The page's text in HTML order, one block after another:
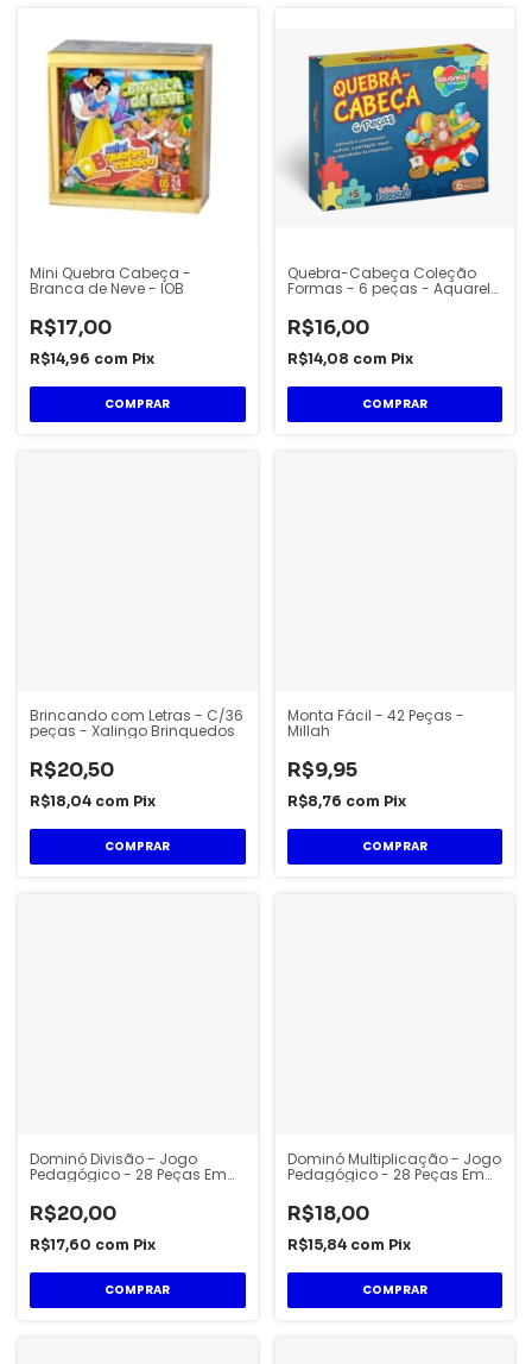
Mini Quebra Cabeça -
Branca de Neve - IOB
R$17,00
R$14,96 com Pix
Quebra-Cabeça Coleção
Formas - 6 peças - Aquarela
R$16,00
R$14,08 com Pix
COMPRAR
Brincando com Letras - C/36
peças - Xalingo Brinquedos
R$20,50
R$18,04 com Pix
Monta Fácil - 42 Peças -
Millah
R$9,95
R$8,76 com Pix
Dominó Divisão - Jogo
Pedagógico - 28 Peças Em
R$20,00
R$17,60 com Pix
Dominó Multiplicação - Jogo
Pedagógico - 28 Peças Em
R$18,00
R$15,84 com Pix